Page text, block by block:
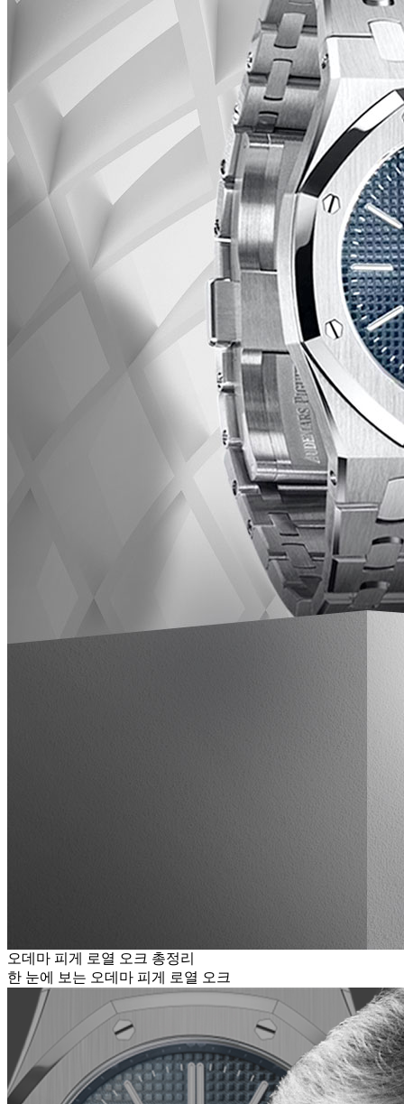
오데마 피게 로열 오크 총정리
한 눈에 보는 오데마 피게 로열 오크